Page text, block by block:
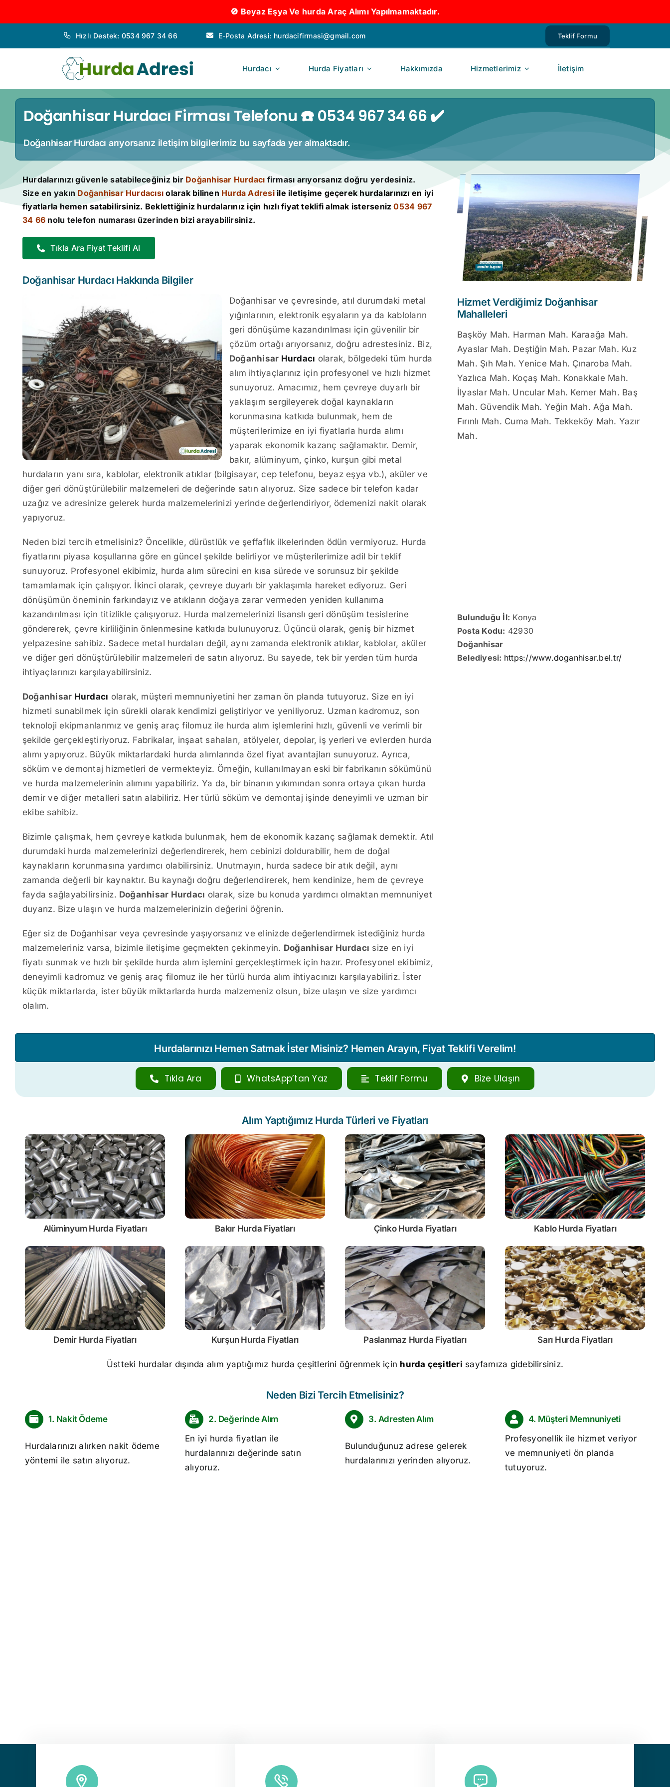
🚫 Beyaz Eşya Ve hurda Araç Alımı Yapılmamaktadır.
Hızlı Destek: 0534 967 34 66 E-Posta Adresi: hurdacifirmasi@gmail.com Teklif Formu
Hurdacı Hurda Fiyatları Hakkımızda Hizmetlerimiz İletişim
Doğanhisar Hurdacı Firması Telefonu ☎️ 0534 967 34 66 ✔️
Doğanhisar Hurdacı arıyorsanız iletişim bilgilerimiz bu sayfada yer almaktadır.
Hurdalarınızı güvenle satabileceğiniz bir Doğanhisar Hurdacı firması arıyorsanız doğru yerdesiniz.
Size en yakın Doğanhisar Hurdacısı olarak bilinen Hurda Adresiile iletişime geçerek hurdalarınızı en iyi
fiyatlarla hemen satabilirsiniz. Beklettiğiniz hurdalarınız için hızlı fiyat teklifi almak isterseniz0534 967
34 66 nolu telefon numarası üzerinden bizi arayabilirsiniz.
Tıkla Ara Fiyat Teklifi Al
Doğanhisar Hurdacı Hakkında Bilgiler
Doğanhisar ve çevresinde, atıl durumdaki metal
yığınlarının, elektronik eşyaların ya da kabloların
geri dönüşüme kazandırılması için güvenilir bir
çözüm ortağı arıyorsanız, doğru adrestesiniz. Biz,
Doğanhisar Hurdacı olarak, bölgedeki tüm hurda
alım ihtiyaçlarınız için profesyonel ve hızlı hizmet
sunuyoruz. Amacımız, hem çevreye duyarlı bir
yaklaşım sergileyerek doğal kaynakların
korunmasına katkıda bulunmak, hem de
müşterilerimize en iyi fiyatlarla hurda alımı
yaparak ekonomik kazanç sağlamaktır. Demir,
bakır, alüminyum, çinko, kurşun gibi metal
hurdaların yanı sıra, kablolar, elektronik atıklar (bilgisayar, cep telefonu, beyaz eşya vb.), aküler ve
diğer geri dönüştürülebilir malzemeleri de değerinde satın alıyoruz. Size sadece bir telefon kadar
uzağız ve adresinize gelerek hurda malzemelerinizi yerinde değerlendiriyor, ödemenizi nakit olarak
yapıyoruz.
Neden bizi tercih etmelisiniz? Öncelikle, dürüstlük ve şeffaflık ilkelerinden ödün vermiyoruz. Hurda
fiyatlarını piyasa koşullarına göre en güncel şekilde belirliyor ve müşterilerimize adil bir teklif
sunuyoruz. Profesyonel ekibimiz, hurda alım sürecini en kısa sürede ve sorunsuz bir şekilde
tamamlamak için çalışıyor. İkinci olarak, çevreye duyarlı bir yaklaşımla hareket ediyoruz. Geri
dönüşümün öneminin farkındayız ve atıkların doğaya zarar vermeden yeniden kullanıma
kazandırılması için titizlikle çalışıyoruz. Hurda malzemelerinizi lisanslı geri dönüşüm tesislerine
göndererek, çevre kirliliğinin önlenmesine katkıda bulunuyoruz. Üçüncü olarak, geniş bir hizmet
yelpazesine sahibiz. Sadece metal hurdaları değil, aynı zamanda elektronik atıklar, kablolar, aküler
ve diğer geri dönüştürülebilir malzemeleri de satın alıyoruz. Bu sayede, tek bir yerden tüm hurda
ihtiyaçlarınızı karşılayabilirsiniz.
Doğanhisar Hurdacı olarak, müşteri memnuniyetini her zaman ön planda tutuyoruz. Size en iyi
hizmeti sunabilmek için sürekli olarak kendimizi geliştiriyor ve yeniliyoruz. Uzman kadromuz, son
teknoloji ekipmanlarımız ve geniş araç filomuz ile hurda alım işlemlerini hızlı, güvenli ve verimli bir
şekilde gerçekleştiriyoruz. Fabrikalar, inşaat sahaları, atölyeler, depolar, iş yerleri ve evlerden hurda
alımı yapıyoruz. Büyük miktarlardaki hurda alımlarında özel fiyat avantajları sunuyoruz. Ayrıca,
söküm ve demontaj hizmetleri de vermekteyiz. Örneğin, kullanılmayan eski bir fabrikanın sökümünü
ve hurda malzemelerinin alımını yapabiliriz. Ya da, bir binanın yıkımından sonra ortaya çıkan hurda
demir ve diğer metalleri satın alabiliriz. Her türlü söküm ve demontaj işinde deneyimli ve uzman bir
ekibe sahibiz.
Bizimle çalışmak, hem çevreye katkıda bulunmak, hem de ekonomik kazanç sağlamak demektir. Atıl
durumdaki hurda malzemelerinizi değerlendirerek, hem cebinizi doldurabilir, hem de doğal
kaynakların korunmasına yardımcı olabilirsiniz. Unutmayın, hurda sadece bir atık değil, aynı
zamanda değerli bir kaynaktır. Bu kaynağı doğru değerlendirerek, hem kendinize, hem de çevreye
fayda sağlayabilirsiniz. Doğanhisar Hurdacı olarak, size bu konuda yardımcı olmaktan memnuniyet
duyarız. Bize ulaşın ve hurda malzemelerinizin değerini öğrenin.
Eğer siz de Doğanhisar veya çevresinde yaşıyorsanız ve elinizde değerlendirmek istediğiniz hurda
malzemeleriniz varsa, bizimle iletişime geçmekten çekinmeyin. Doğanhisar Hurdacı size en iyi
fiyatı sunmak ve hızlı bir şekilde hurda alım işlemini gerçekleştirmek için hazır. Profesyonel ekibimiz,
deneyimli kadromuz ve geniş araç filomuz ile her türlü hurda alım ihtiyacınızı karşılayabiliriz. İster
küçük miktarlarda, ister büyük miktarlarda hurda malzemeniz olsun, bize ulaşın ve size yardımcı
olalım.
Hizmet Verdiğimiz Doğanhisar
Mahalleleri
Başköy Mah. Harman Mah. Karaağa Mah.
Ayaslar Mah. Deştiğin Mah. Pazar Mah. Kuz
Mah. Şıh Mah. Yenice Mah. Çınaroba Mah.
Yazlıca Mah. Koçaş Mah. Konakkale Mah.
İlyaslar Mah. Uncular Mah. Kemer Mah. Baş
Mah. Güvendik Mah. Yeğin Mah. Ağa Mah.
Fırınlı Mah. Cuma Mah. Tekkeköy Mah. Yazır
Mah.
Bulunduğu İl: Konya
Posta Kodu: 42930
Doğanhisar
Belediyesi: https://www.doganhisar.bel.tr/
Hurdalarınızı Hemen Satmak İster Misiniz? Hemen Arayın, Fiyat Teklifi Verelim!
Tıkla Ara WhatsApp’tan Yaz Teklif Formu Bize Ulaşın
Alım Yaptığımız Hurda Türleri ve Fiyatları
Alüminyum Hurda Fiyatları Bakır Hurda Fiyatları Çinko Hurda Fiyatları Kablo Hurda Fiyatları
Demir Hurda Fiyatları Kurşun Hurda Fiyatları Paslanmaz Hurda Fiyatları Sarı Hurda Fiyatları
Üstteki hurdalar dışında alım yaptığımız hurda çeşitlerini öğrenmek için hurda çeşitleri sayfamıza gidebilirsiniz.
Neden Bizi Tercih Etmelisiniz?
1. Nakit Ödeme
Hurdalarınızı alırken nakit ödeme
yöntemi ile satın alıyoruz.
2. Değerinde Alım
En iyi hurda fiyatları ile
hurdalarınızı değerinde satın
alıyoruz.
3. Adresten Alım
Bulunduğunuz adrese gelerek
hurdalarınızı yerinden alıyoruz.
4. Müşteri Memnuniyeti
Profesyonellik ile hizmet veriyor
ve memnuniyeti ön planda
tutuyoruz.